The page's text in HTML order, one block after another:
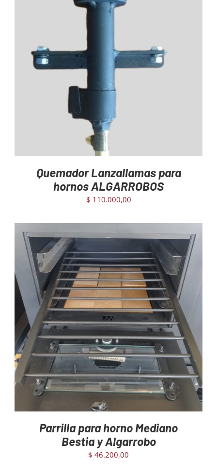
AGREGAR AL CARRITO DETAILS
Quemador Lanzallamas para
hornos ALGARROBOS
$ 110.000,00
AGREGAR AL CARRITO DETAILS
Parrilla para horno Mediano
Bestia y Algarrobo
$ 46.200,00